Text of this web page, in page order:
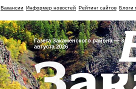
Вакансии Информер новостей Рейтинг сайтов Блоги
Газета Закаменского района — 3
августа 2026